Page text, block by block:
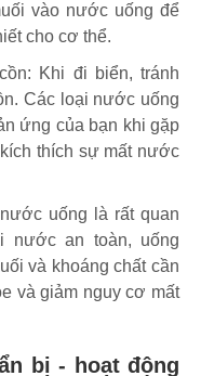
vào nước uống để
cho cơ thể.
Khi đi biển, tránh
Các loại nước uống
ứng của bạn khi gặp
thích sự mất nước
uống là rất quan
nước an toàn, uống
và khoáng chất cần
và giảm nguy cơ mất
bị - hoạt động